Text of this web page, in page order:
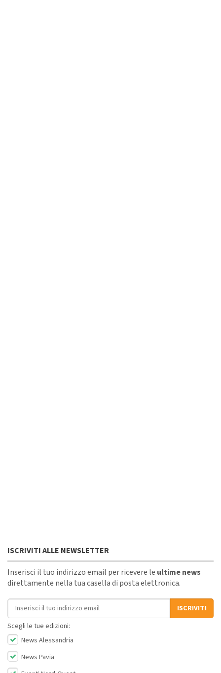
ISCRIVITI ALLE NEWSLETTER
Inserisci il tuo indirizzo email per ricevere le ultime news
direttamente nella tua casella di posta elettronica.
Indirizzo email
ISCRIVITI
Scegli le tue edizioni:
News Alessandria
News Pavia